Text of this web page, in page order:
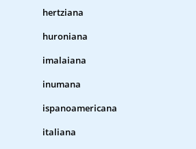
hertziana
huroniana
imalaiana
inumana
ispanoamericana
italiana